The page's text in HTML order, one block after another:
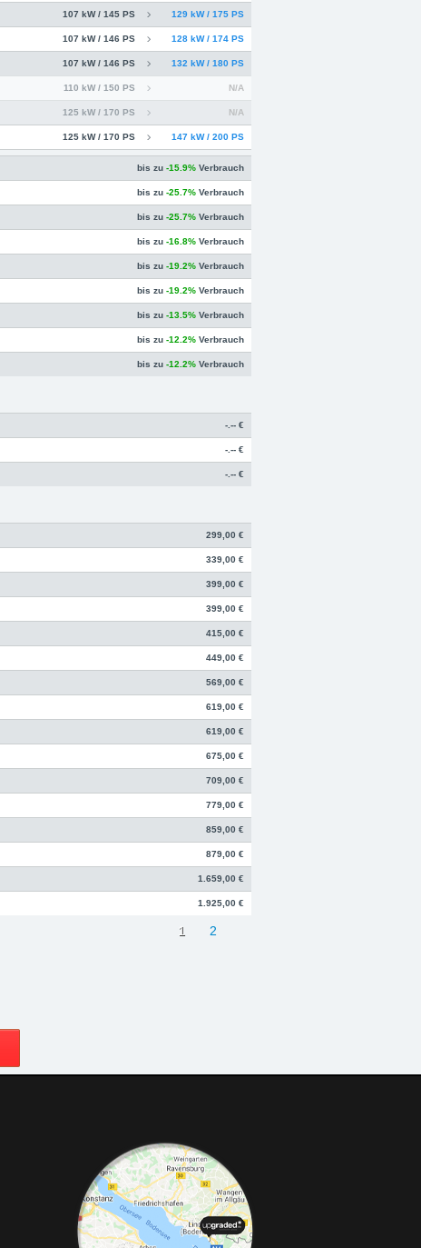
129 kW / 175 PS
107 kW / 145 PS
128 kW / 174 PS
107 kW / 146 PS
132 kW / 180 PS
107 kW / 146 PS
N/A
110 kW / 150 PS
N/A
125 kW / 170 PS
147 kW / 200 PS
125 kW / 170 PS
bis zu -15.9% Verbrauch
bis zu -25.7% Verbrauch
bis zu -25.7% Verbrauch
bis zu -16.8% Verbrauch
bis zu -19.2% Verbrauch
bis zu -19.2% Verbrauch
bis zu -13.5% Verbrauch
bis zu -12.2% Verbrauch
bis zu -12.2% Verbrauch
-.-- €
-.-- €
-.-- €
299,00 €
339,00 €
399,00 €
399,00 €
415,00 €
449,00 €
569,00 €
619,00 €
619,00 €
675,00 €
709,00 €
779,00 €
859,00 €
879,00 €
1.659,00 €
1.925,00 €
1 2